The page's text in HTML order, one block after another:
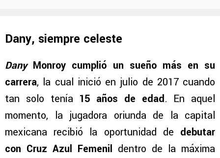
Dany, siempre celeste
DanyMonroy cumplió un sueño más en su
carrera, la cual inició en julio de 2017 cuando
tan solo tenía 15 años de edad. En aquel
momento, la jugadora oriunda de la capital
mexicana recibió la oportunidad de debutar
con Cruz Azul Femenil dentro de la máxima